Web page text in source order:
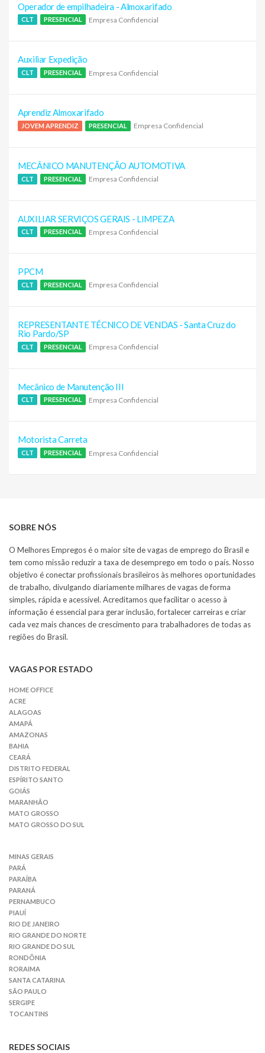
Operador de empilhadeira - Almoxarifado
CLT PRESENCIAL Empresa Confidencial
Auxiliar Expedição
CLT PRESENCIAL Empresa Confidencial
Aprendiz Almoxarifado
JOVEM APRENDIZ PRESENCIAL Empresa Confidencial
MECÂNICO MANUTENÇÃO AUTOMOTIVA
CLT PRESENCIAL Empresa Confidencial
AUXILIAR SERVIÇOS GERAIS - LIMPEZA
CLT PRESENCIAL Empresa Confidencial
PPCM
CLT PRESENCIAL Empresa Confidencial
REPRESENTANTE TÉCNICO DE VENDAS - Santa Cruz do
Rio Pardo/SP
CLT PRESENCIAL Empresa Confidencial
Mecânico de Manutenção III
CLT PRESENCIAL Empresa Confidencial
Motorista Carreta
CLT PRESENCIAL Empresa Confidencial
SOBRE NÓS
O Melhores Empregos é o maior site de vagas de emprego do Brasil e
tem como missão reduzir a taxa de desemprego em todo o país. Nosso
objetivo é conectar profissionais brasileiros às melhores oportunidades
de trabalho, divulgando diariamente milhares de vagas de forma
simples, rápida e acessível. Acreditamos que facilitar o acesso à
informação é essencial para gerar inclusão, fortalecer carreiras e criar
cada vez mais chances de crescimento para trabalhadores de todas as
regiões do Brasil.
VAGAS POR ESTADO
HOME OFFICE
ACRE
ALAGOAS
AMAPÁ
AMAZONAS
BAHIA
CEARÁ
DISTRITO FEDERAL
ESPÍRITO SANTO
GOIÁS
MARANHÃO
MATO GROSSO
MATO GROSSO DO SUL
MINAS GERAIS
PARÁ
PARAÍBA
PARANÁ
PERNAMBUCO
PIAUÍ
RIO DE JANEIRO
RIO GRANDE DO NORTE
RIO GRANDE DO SUL
RONDÔNIA
RORAIMA
SANTA CATARINA
SÃO PAULO
SERGIPE
TOCANTINS
REDES SOCIAIS